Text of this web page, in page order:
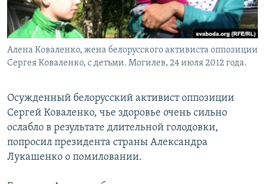
Алена Коваленко, жена белорусского активиста оппозиции
Сергея Коваленко, с детьми. Могилев, 24 июля 2012 года.
Осужденный белорусский активист оппозиции
Сергей Коваленко, чье здоровье очень сильно
ослабло в результате длительной голодовки,
попросил президента страны Александра
Лукашенко о помиловании.